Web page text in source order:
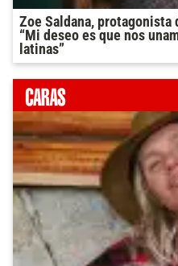
Zoe Saldana, protagonista
“Mi deseo es que nos
latinas”